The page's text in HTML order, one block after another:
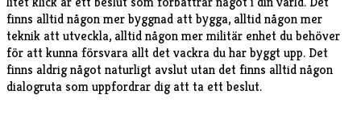
finns alltid någon mer byggnad att bygga, alltid någon mer
teknik att utveckla, alltid någon mer militär enhet du behöver
för att kunna försvara allt det vackra du har byggt upp. Det
finns aldrig något naturligt avslut utan det finns alltid någon
dialogruta som uppfordrar dig att ta ett beslut.